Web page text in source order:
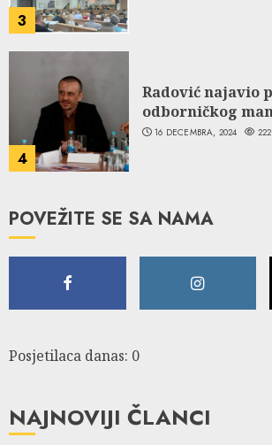
3
4
Radović najavio
odborničkog
16 DECEMBRA, 2024
POVEŽITE SE SA NAMA
Posjetilaca danas: 0
NAJNOVIJI ČLANCI